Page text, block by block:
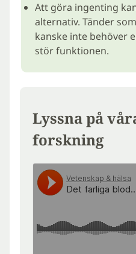
Att göra ingenting
alternativ. Tänder
kanske inte behöver
stör funktionen.
Lyssna på
forskning